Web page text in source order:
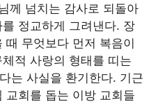
께 넘치는 감사로 되돌아
정교하게 그려낸다. 장
때 무엇보다 먼저 복음이
적 사랑의 형태를 띠는
는 사실을 환기한다. 기근
교회를 돕는 이방 교회들